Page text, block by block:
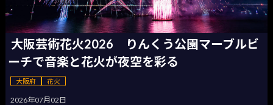
大阪芸術花火2026 りんくう公園マーブルビ
ーチで音楽と花火が夜空を彩る
大阪府 花火
2026年07月02日